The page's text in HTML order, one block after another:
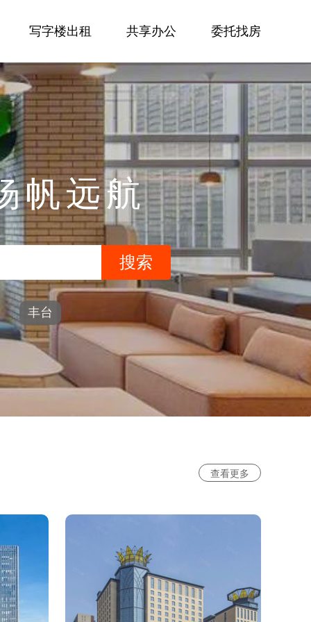
写字楼出租 共享办公 委托找房
帆远航
丰台
查看更多